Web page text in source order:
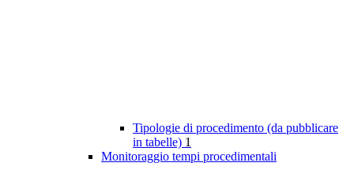
Tipologie di procedimento (da pubblicare
in tabelle) 1
Monitoraggio tempi procedimentali